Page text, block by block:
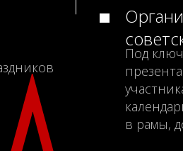
Под
в рамы,